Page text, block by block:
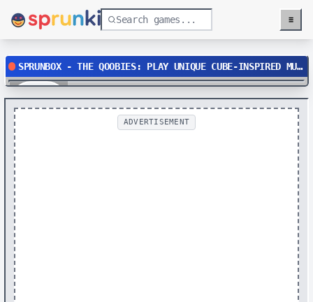
Menu
≡
SPRUNBOX - THE QOOBIES: PLAY UNIQUE CUBE-INSPIRED MUSIC GAME ONLINE
Play
ADVERTISEMENT